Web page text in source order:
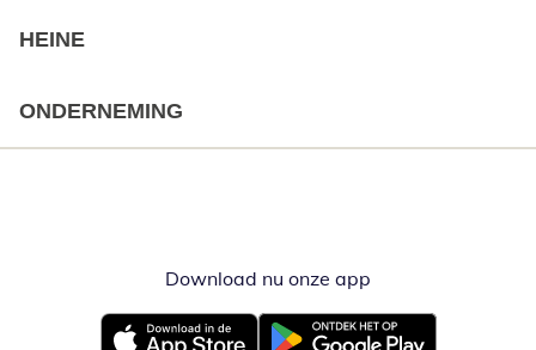
HEINE
ONDERNEMING
Download nu onze app